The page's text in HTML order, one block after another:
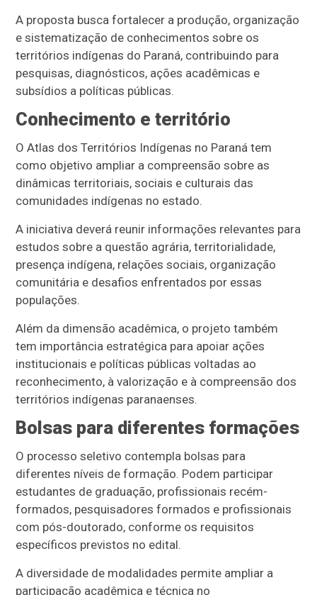
A proposta busca fortalecer a produção, organização
e sistematização de conhecimentos sobre os
territórios indígenas do Paraná, contribuindo para
pesquisas, diagnósticos, ações acadêmicas e
subsídios a políticas públicas.
Conhecimento e território
O Atlas dos Territórios Indígenas no Paraná tem
como objetivo ampliar a compreensão sobre as
dinâmicas territoriais, sociais e culturais das
comunidades indígenas no estado.
A iniciativa deverá reunir informações relevantes para
estudos sobre a questão agrária, territorialidade,
presença indígena, relações sociais, organização
comunitária e desafios enfrentados por essas
populações.
Além da dimensão acadêmica, o projeto também
tem importância estratégica para apoiar ações
institucionais e políticas públicas voltadas ao
reconhecimento, à valorização e à compreensão dos
territórios indígenas paranaenses.
Bolsas para diferentes formações
O processo seletivo contempla bolsas para
diferentes níveis de formação. Podem participar
estudantes de graduação, profissionais recém-
formados, pesquisadores formados e profissionais
com pós-doutorado, conforme os requisitos
específicos previstos no edital.
A diversidade de modalidades permite ampliar a
participação acadêmica e técnica no